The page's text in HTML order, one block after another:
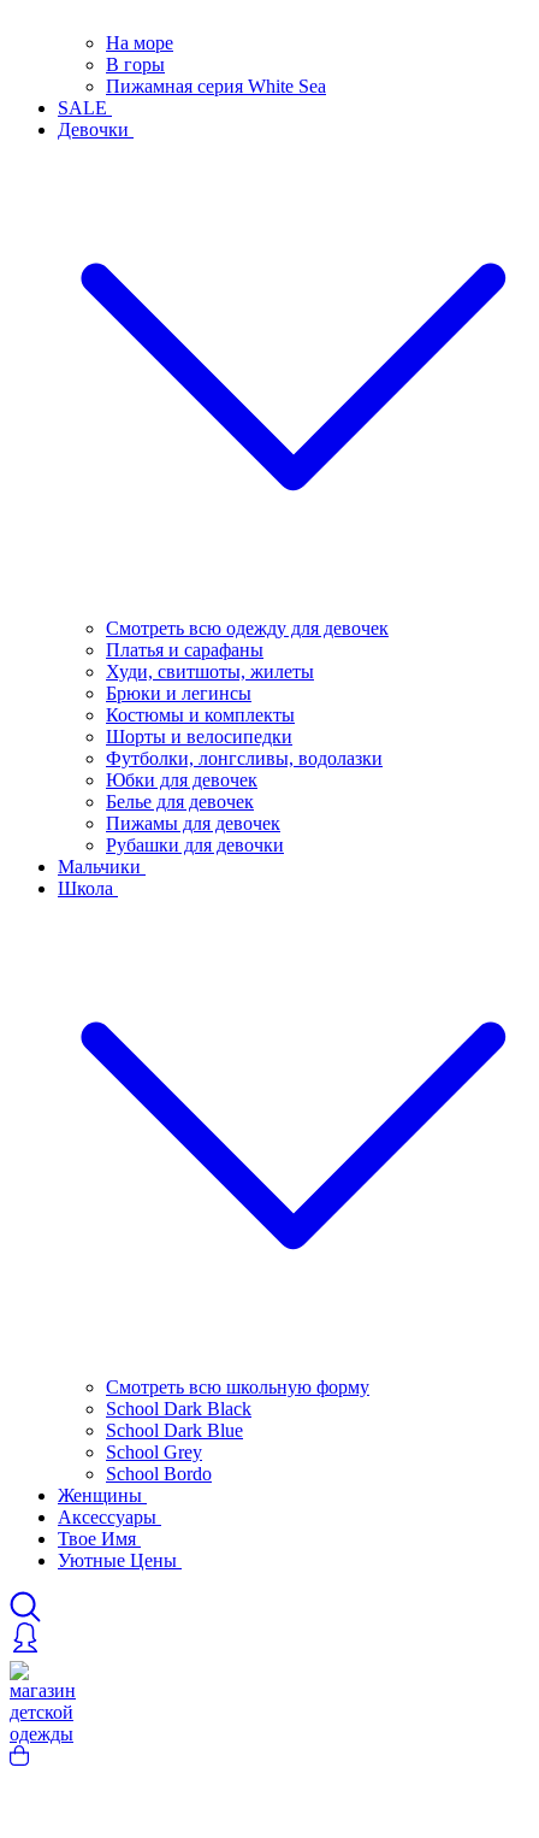
На море
В горы
Пижамная серия White Sea
SALE
Девочки
Смотреть всю одежду для девочек
Платья и сарафаны
Худи, свитшоты, жилеты
Брюки и легинсы
Костюмы и комплекты
Шорты и велосипедки
Футболки, лонгсливы, водолазки
Юбки для девочек
Белье для девочек
Пижамы для девочек
Рубашки для девочки
Мальчики
Школа
Смотреть всю школьную форму
School Dark Black
School Dark Blue
School Grey
School Bordo
Женщины
Аксессуары
Твое Имя
Уютные Цены